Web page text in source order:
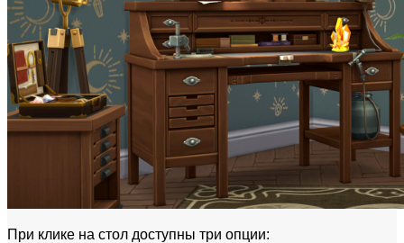
При клике на стол доступны три опции: